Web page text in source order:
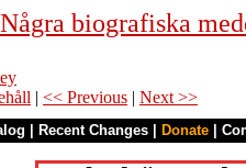
biografiska
| << Previous | Next >>
Recent Changes Donate